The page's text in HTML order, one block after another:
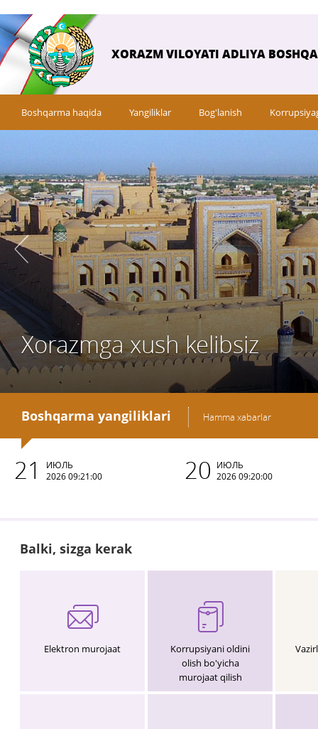
XORAZM VILOYATI ADLIYA
Boshqarma haqida Yangiliklar Bog'lanish
Xorazmga xush kelibsiz
Boshqarma yangiliklari Hamma xabarlar
21
ИЮЛЬ
2026 09:21:00
20 ИЮЛЬ
2026 09:20:00
Balki, sizga kerak
Elektron murojaat
Korrupsiyani oldini
olish bo'yicha
murojaat qilish